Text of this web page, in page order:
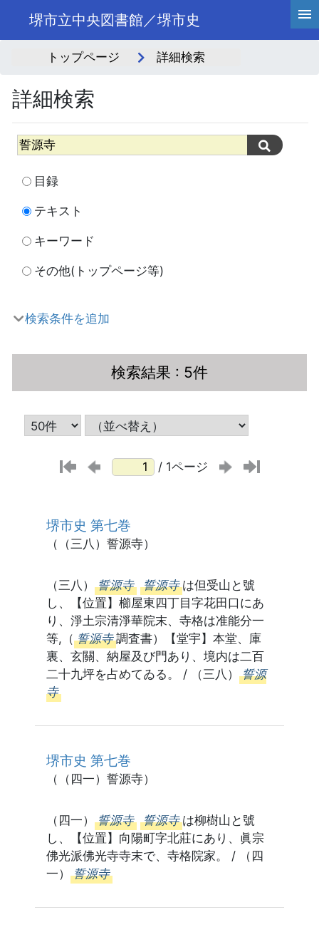
堺市立中央図書館／堺市史
トップページ 詳細検索
詳細検索
目録
テキスト
キーワード
その他(トップページ等)
検索条件を追加
検索結果 : 5件
/ 1ページ
堺市史 第七巻
（（三八）誓源寺）
（三八） 誓源寺 誓源寺 は但受山と號
し、【位置】櫛屋東四丁目字花田口にあ
り、淨土宗清淨華院末、寺格は准能分一
等,（ 誓源寺 調査書）【堂宇】本堂、庫
裏、玄關、納屋及び門あり、境内は二百
二十九坪を占めてゐる。 / （三八） 誓源
寺
堺市史 第七巻
（（四一）誓源寺）
（四一） 誓源寺 誓源寺 は柳樹山と號
し、【位置】向陽町字北莊にあり、眞宗
佛光派佛光寺寺末で、寺格院家。 / （四
一） 誓源寺